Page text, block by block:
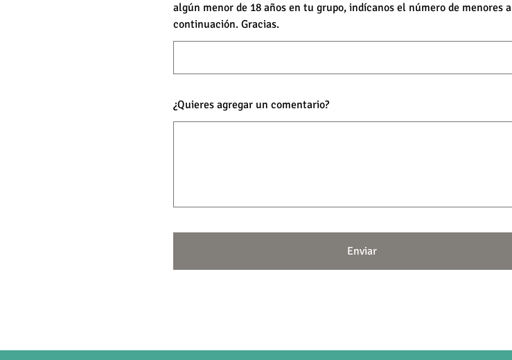
algún menor de 18 años en tu grupo, indícanos el número de menores a
continuación. Gracias.
¿Quieres agregar un comentario?
Enviar